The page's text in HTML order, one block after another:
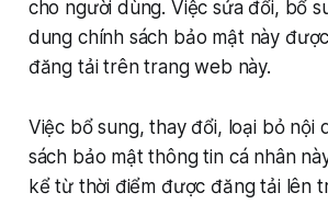
cho người dùng. Việc sửa đổi, bổ
dung chính sách bảo mật này
đăng tải trên trang web này.
Việc bổ sung, thay đổi, loại bỏ nội
sách bảo mật thông tin cá nhân
kể từ thời điểm được đăng tải lên